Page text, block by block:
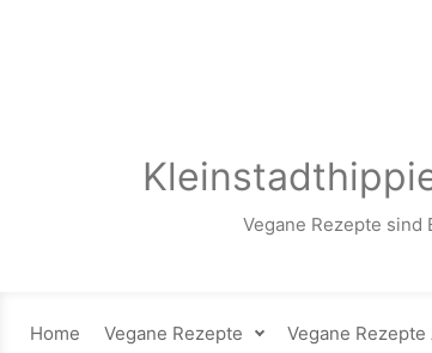
Vegane Rezepte sind
Home Vegane Rezepte Vegane Rezepte